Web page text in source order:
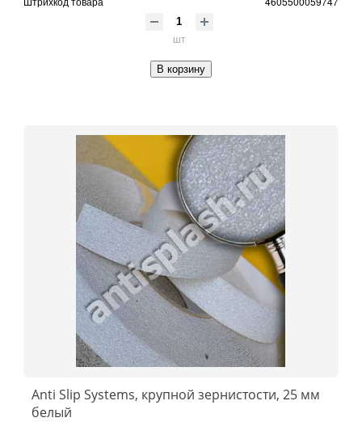
шт
В корзину
Anti Slip Systems, крупной зернистости, 25 мм
белый